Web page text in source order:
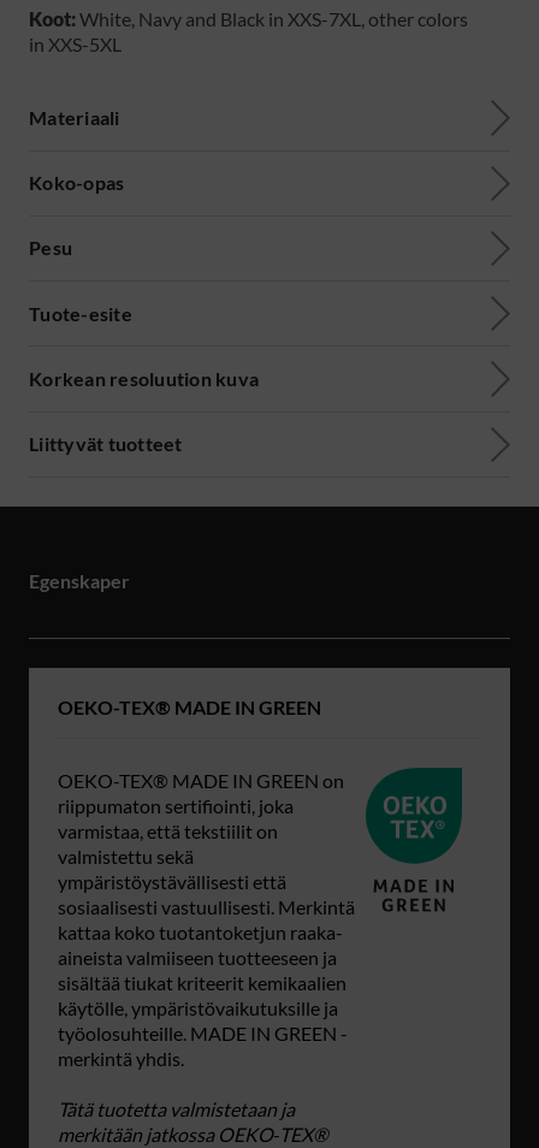
Koot:White, Navy and Black in XXS-7XL, other colors
in XXS-5XL
Materiaali
Koko-opas
Pesu
Tuote-esite
Korkean resoluution kuva
Liittyvät tuotteet
Egenskaper
OEKO-TEX® MADE IN GREEN
OEKO-TEX® MADE IN GREEN on
riippumaton sertifiointi, joka
varmistaa, että tekstiilit on
valmistettu sekä
ympäristöystävällisesti että
sosiaalisesti vastuullisesti. Merkintä
kattaa koko tuotantoketjun raaka-
aineista valmiiseen tuotteeseen ja
sisältää tiukat kriteerit kemikaalien
käytölle, ympäristövaikutuksille ja
työolosuhteille. MADE IN GREEN -
merkintä yhdis.
Tätä tuotetta valmistetaan ja
merkitään jatkossa OEKO‑TEX®